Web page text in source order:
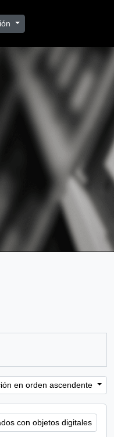
en orden ascendente
con objetos digitales